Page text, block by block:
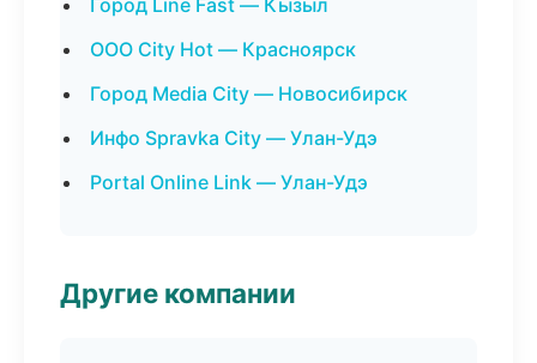
Город Line Fast — Кызыл
ООО City Hot — Красноярск
Город Media City — Новосибирск
Инфо Spravka City — Улан-Удэ
Portal Online Link — Улан-Удэ
Другие компании